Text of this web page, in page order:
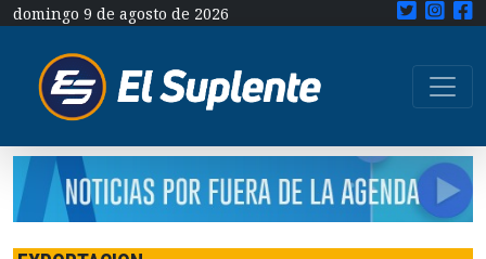
domingo 9 de agosto de 2026